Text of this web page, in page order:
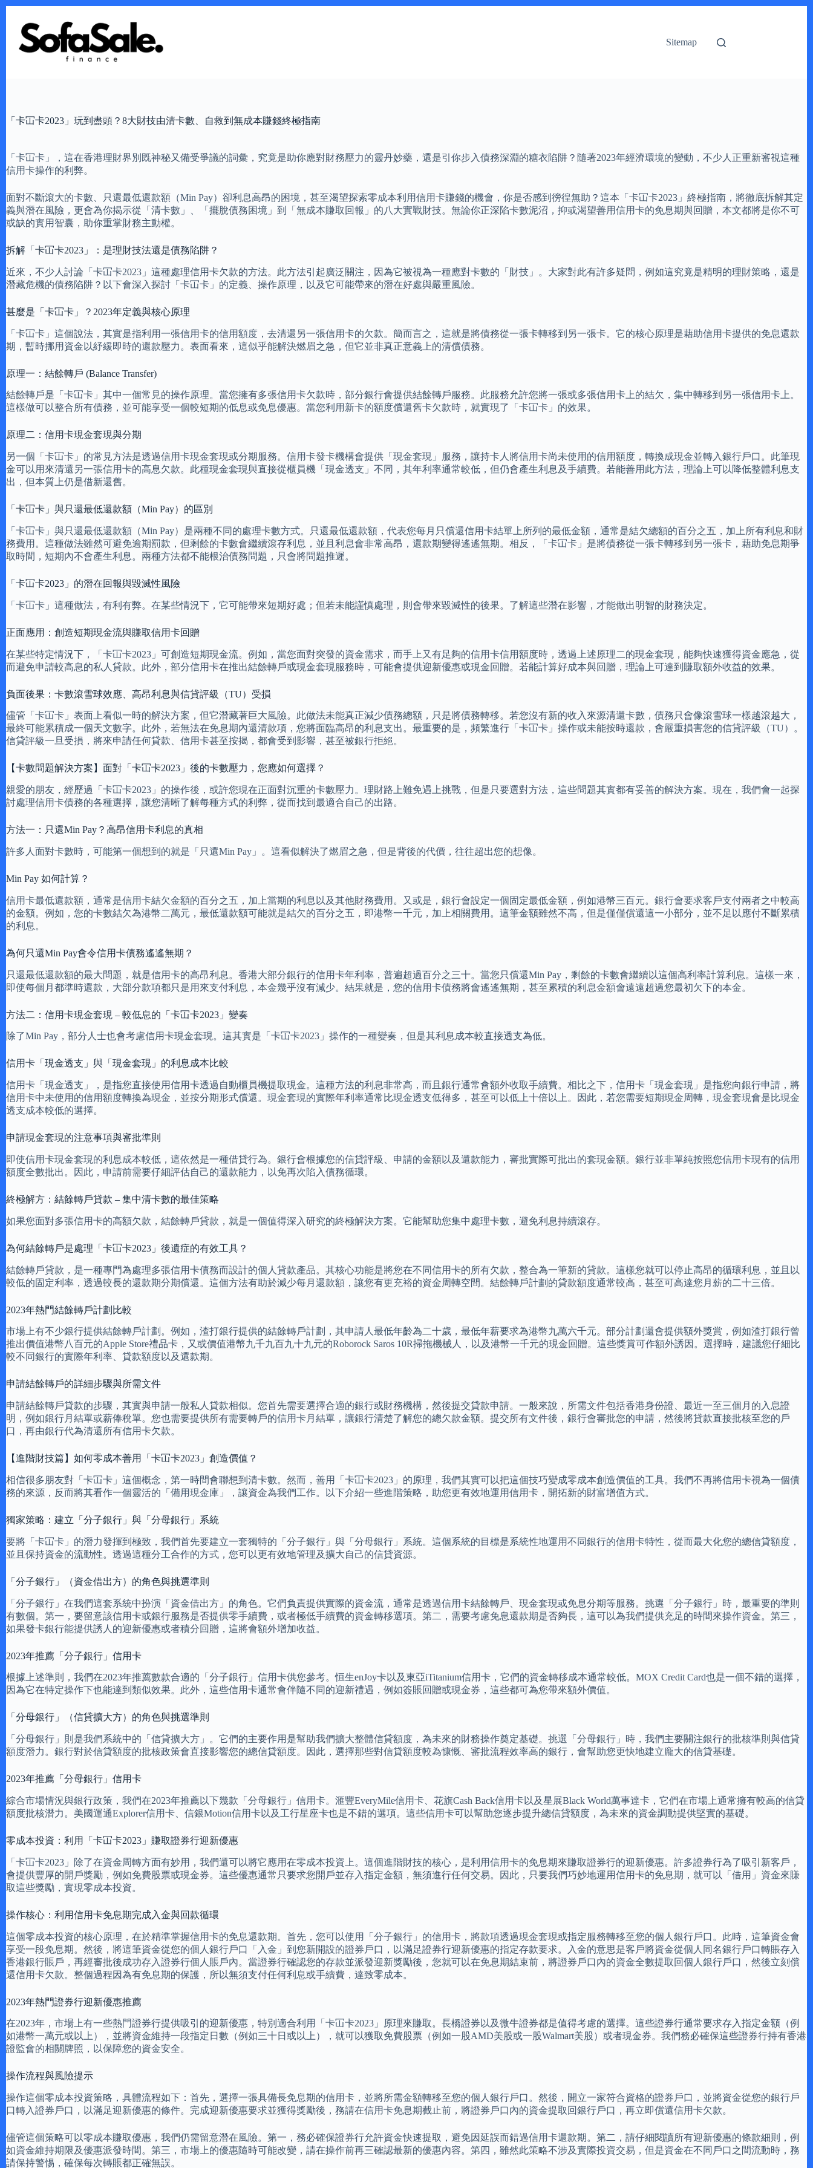
content
Sitemap
「卡冚卡2023」玩到盡頭？8大財技由清卡數、自救到無成本賺錢終極指南
「卡冚卡」，這在香港理財界別既神秘又備受爭議的詞彙，究竟是助你應對財務壓力的靈丹妙藥，還是引你步入債務深淵的糖衣陷阱？隨著2023年經濟環境的變動，不少人正重新審視這種
信用卡操作的利弊。
面對不斷滾大的卡數、只還最低還款額（Min Pay）卻利息高昂的困境，甚至渴望探索零成本利用信用卡賺錢的機會，你是否感到徬徨無助？這本「卡冚卡2023」終極指南，將徹底拆解其定
義與潛在風險，更會為你揭示從「清卡數」、「擺脫債務困境」到「無成本賺取回報」的八大實戰財技。無論你正深陷卡數泥沼，抑或渴望善用信用卡的免息期與回贈，本文都將是你不可
或缺的實用智囊，助你重掌財務主動權。
拆解「卡冚卡2023」：是理財技法還是債務陷阱？
近來，不少人討論「卡冚卡2023」這種處理信用卡欠款的方法。此方法引起廣泛關注，因為它被視為一種應對卡數的「財技」。大家對此有許多疑問，例如這究竟是精明的理財策略，還是
潛藏危機的債務陷阱？以下會深入探討「卡冚卡」的定義、操作原理，以及它可能帶來的潛在好處與嚴重風險。
甚麼是「卡冚卡」？2023年定義與核心原理
「卡冚卡」這個說法，其實是指利用一張信用卡的信用額度，去清還另一張信用卡的欠款。簡而言之，這就是將債務從一張卡轉移到另一張卡。它的核心原理是藉助信用卡提供的免息還款
期，暫時挪用資金以紓緩即時的還款壓力。表面看來，這似乎能解決燃眉之急，但它並非真正意義上的清償債務。
原理一：結餘轉戶 (Balance Transfer)
結餘轉戶是「卡冚卡」其中一個常見的操作原理。當您擁有多張信用卡欠款時，部分銀行會提供結餘轉戶服務。此服務允許您將一張或多張信用卡上的結欠，集中轉移到另一張信用卡上。
這樣做可以整合所有債務，並可能享受一個較短期的低息或免息優惠。當您利用新卡的額度償還舊卡欠款時，就實現了「卡冚卡」的效果。
原理二：信用卡現金套現與分期
另一個「卡冚卡」的常見方法是透過信用卡現金套現或分期服務。信用卡發卡機構會提供「現金套現」服務，讓持卡人將信用卡尚未使用的信用額度，轉換成現金並轉入銀行戶口。此筆現
金可以用來清還另一張信用卡的高息欠款。此種現金套現與直接從櫃員機「現金透支」不同，其年利率通常較低，但仍會產生利息及手續費。若能善用此方法，理論上可以降低整體利息支
出，但本質上仍是借新還舊。
「卡冚卡」與只還最低還款額（Min Pay）的區別
「卡冚卡」與只還最低還款額（Min Pay）是兩種不同的處理卡數方式。只還最低還款額，代表您每月只償還信用卡結單上所列的最低金額，通常是結欠總額的百分之五，加上所有利息和財
務費用。這種做法雖然可避免逾期罰款，但剩餘的卡數會繼續滾存利息，並且利息會非常高昂，還款期變得遙遙無期。相反，「卡冚卡」是將債務從一張卡轉移到另一張卡，藉助免息期爭
取時間，短期內不會產生利息。兩種方法都不能根治債務問題，只會將問題推遲。
「卡冚卡2023」的潛在回報與毀滅性風險
「卡冚卡」這種做法，有利有弊。在某些情況下，它可能帶來短期好處；但若未能謹慎處理，則會帶來毀滅性的後果。了解這些潛在影響，才能做出明智的財務決定。
正面應用：創造短期現金流與賺取信用卡回贈
在某些特定情況下，「卡冚卡2023」可創造短期現金流。例如，當您面對突發的資金需求，而手上又有足夠的信用卡信用額度時，透過上述原理二的現金套現，能夠快速獲得資金應急，從
而避免申請較高息的私人貸款。此外，部分信用卡在推出結餘轉戶或現金套現服務時，可能會提供迎新優惠或現金回贈。若能計算好成本與回贈，理論上可達到賺取額外收益的效果。
負面後果：卡數滾雪球效應、高昂利息與信貸評級（TU）受損
儘管「卡冚卡」表面上看似一時的解決方案，但它潛藏著巨大風險。此做法未能真正減少債務總額，只是將債務轉移。若您沒有新的收入來源清還卡數，債務只會像滾雪球一樣越滾越大，
最終可能累積成一個天文數字。此外，若無法在免息期內還清款項，您將面臨高昂的利息支出。最重要的是，頻繁進行「卡冚卡」操作或未能按時還款，會嚴重損害您的信貸評級（TU）。
信貸評級一旦受損，將來申請任何貸款、信用卡甚至按揭，都會受到影響，甚至被銀行拒絕。
【卡數問題解決方案】面對「卡冚卡2023」後的卡數壓力，您應如何選擇？
親愛的朋友，經歷過「卡冚卡2023」的操作後，或許您現在正面對沉重的卡數壓力。理財路上難免遇上挑戰，但是只要選對方法，這些問題其實都有妥善的解決方案。現在，我們會一起探
討處理信用卡債務的各種選擇，讓您清晰了解每種方式的利弊，從而找到最適合自己的出路。
方法一：只還Min Pay？高昂信用卡利息的真相
許多人面對卡數時，可能第一個想到的就是「只還Min Pay」。這看似解決了燃眉之急，但是背後的代價，往往超出您的想像。
Min Pay 如何計算？
信用卡最低還款額，通常是信用卡結欠金額的百分之五，加上當期的利息以及其他財務費用。又或是，銀行會設定一個固定最低金額，例如港幣三百元。銀行會要求客戶支付兩者之中較高
的金額。例如，您的卡數結欠為港幣二萬元，最低還款額可能就是結欠的百分之五，即港幣一千元，加上相關費用。這筆金額雖然不高，但是僅僅償還這一小部分，並不足以應付不斷累積
的利息。
為何只還Min Pay會令信用卡債務遙遙無期？
只還最低還款額的最大問題，就是信用卡的高昂利息。香港大部分銀行的信用卡年利率，普遍超過百分之三十。當您只償還Min Pay，剩餘的卡數會繼續以這個高利率計算利息。這樣一來，
即使每個月都準時還款，大部分款項都只是用來支付利息，本金幾乎沒有減少。結果就是，您的信用卡債務將會遙遙無期，甚至累積的利息金額會遠遠超過您最初欠下的本金。
方法二：信用卡現金套現 – 較低息的「卡冚卡2023」變奏
除了Min Pay，部分人士也會考慮信用卡現金套現。這其實是「卡冚卡2023」操作的一種變奏，但是其利息成本較直接透支為低。
信用卡「現金透支」與「現金套現」的利息成本比較
信用卡「現金透支」，是指您直接使用信用卡透過自動櫃員機提取現金。這種方法的利息非常高，而且銀行通常會額外收取手續費。相比之下，信用卡「現金套現」是指您向銀行申請，將
信用卡中未使用的信用額度轉換為現金，並按分期形式償還。現金套現的實際年利率通常比現金透支低得多，甚至可以低上十倍以上。因此，若您需要短期現金周轉，現金套現會是比現金
透支成本較低的選擇。
申請現金套現的注意事項與審批準則
即使信用卡現金套現的利息成本較低，這依然是一種借貸行為。銀行會根據您的信貸評級、申請的金額以及還款能力，審批實際可批出的套現金額。銀行並非單純按照您信用卡現有的信用
額度全數批出。因此，申請前需要仔細評估自己的還款能力，以免再次陷入債務循環。
終極解方：結餘轉戶貸款 – 集中清卡數的最佳策略
如果您面對多張信用卡的高額欠款，結餘轉戶貸款，就是一個值得深入研究的終極解決方案。它能幫助您集中處理卡數，避免利息持續滾存。
為何結餘轉戶是處理「卡冚卡2023」後遺症的有效工具？
結餘轉戶貸款，是一種專門為處理多張信用卡債務而設計的個人貸款產品。其核心功能是將您在不同信用卡的所有欠款，整合為一筆新的貸款。這樣您就可以停止高昂的循環利息，並且以
較低的固定利率，透過較長的還款期分期償還。這個方法有助於減少每月還款額，讓您有更充裕的資金周轉空間。結餘轉戶計劃的貸款額度通常較高，甚至可高達您月薪的二十三倍。
2023年熱門結餘轉戶計劃比較
市場上有不少銀行提供結餘轉戶計劃。例如，渣打銀行提供的結餘轉戶計劃，其申請人最低年齡為二十歲，最低年薪要求為港幣九萬六千元。部分計劃還會提供額外獎賞，例如渣打銀行曾
推出價值港幣八百元的Apple Store禮品卡，又或價值港幣九千九百九十九元的Roborock Saros 10R掃拖機械人，以及港幣一千元的現金回贈。這些獎賞可作額外誘因。選擇時，建議您仔細比
較不同銀行的實際年利率、貸款額度以及還款期。
申請結餘轉戶的詳細步驟與所需文件
申請結餘轉戶貸款的步驟，其實與申請一般私人貸款相似。您首先需要選擇合適的銀行或財務機構，然後提交貸款申請。一般來說，所需文件包括香港身份證、最近一至三個月的入息證
明，例如銀行月結單或薪俸稅單。您也需要提供所有需要轉戶的信用卡月結單，讓銀行清楚了解您的總欠款金額。提交所有文件後，銀行會審批您的申請，然後將貸款直接批核至您的戶
口，再由銀行代為清還所有信用卡欠款。
【進階財技篇】如何零成本善用「卡冚卡2023」創造價值？
相信很多朋友對「卡冚卡」這個概念，第一時間會聯想到清卡數。然而，善用「卡冚卡2023」的原理，我們其實可以把這個技巧變成零成本創造價值的工具。我們不再將信用卡視為一個債
務的來源，反而將其看作一個靈活的「備用現金庫」，讓資金為我們工作。以下介紹一些進階策略，助您更有效地運用信用卡，開拓新的財富增值方式。
獨家策略：建立「分子銀行」與「分母銀行」系統
要將「卡冚卡」的潛力發揮到極致，我們首先要建立一套獨特的「分子銀行」與「分母銀行」系統。這個系統的目標是系統性地運用不同銀行的信用卡特性，從而最大化您的總信貸額度，
並且保持資金的流動性。透過這種分工合作的方式，您可以更有效地管理及擴大自己的信貸資源。
「分子銀行」（資金借出方）的角色與挑選準則
「分子銀行」在我們這套系統中扮演「資金借出方」的角色。它們負責提供實際的資金流，通常是透過信用卡結餘轉戶、現金套現或免息分期等服務。挑選「分子銀行」時，最重要的準則
有數個。第一，要留意該信用卡或銀行服務是否提供零手續費，或者極低手續費的資金轉移選項。第二，需要考慮免息還款期是否夠長，這可以為我們提供充足的時間來操作資金。第三，
如果發卡銀行能提供誘人的迎新優惠或者積分回贈，這將會額外增加收益。
2023年推薦「分子銀行」信用卡
根據上述準則，我們在2023年推薦數款合適的「分子銀行」信用卡供您參考。恒生enJoy卡以及東亞iTitanium信用卡，它們的資金轉移成本通常較低。MOX Credit Card也是一個不錯的選擇，
因為它在特定操作下也能達到類似效果。此外，這些信用卡通常會伴隨不同的迎新禮遇，例如簽賬回贈或現金券，這些都可為您帶來額外價值。
「分母銀行」（信貸擴大方）的角色與挑選準則
「分母銀行」則是我們系統中的「信貸擴大方」。它們的主要作用是幫助我們擴大整體信貸額度，為未來的財務操作奠定基礎。挑選「分母銀行」時，我們主要關注銀行的批核準則與信貸
額度潛力。銀行對於信貸額度的批核政策會直接影響您的總信貸額度。因此，選擇那些對信貸額度較為慷慨、審批流程效率高的銀行，會幫助您更快地建立龐大的信貸基礎。
2023年推薦「分母銀行」信用卡
綜合市場情況與銀行政策，我們在2023年推薦以下幾款「分母銀行」信用卡。滙豐EveryMile信用卡、花旗Cash Back信用卡以及星展Black World萬事達卡，它們在市場上通常擁有較高的信貸
額度批核潛力。美國運通Explorer信用卡、信銀Motion信用卡以及工行星座卡也是不錯的選項。這些信用卡可以幫助您逐步提升總信貸額度，為未來的資金調動提供堅實的基礎。
零成本投資：利用「卡冚卡2023」賺取證券行迎新優惠
「卡冚卡2023」除了在資金周轉方面有妙用，我們還可以將它應用在零成本投資上。這個進階財技的核心，是利用信用卡的免息期來賺取證券行的迎新優惠。許多證券行為了吸引新客戶，
會提供豐厚的開戶獎勵，例如免費股票或現金券。這些優惠通常只要求您開戶並存入指定金額，無須進行任何交易。因此，只要我們巧妙地運用信用卡的免息期，就可以「借用」資金來賺
取這些獎勵，實現零成本投資。
操作核心：利用信用卡免息期完成入金與回款循環
這個零成本投資的核心原理，在於精準掌握信用卡的免息還款期。首先，您可以使用「分子銀行」的信用卡，將款項透過現金套現或指定服務轉移至您的個人銀行戶口。此時，這筆資金會
享受一段免息期。然後，將這筆資金從您的個人銀行戶口「入金」到您新開設的證券戶口，以滿足證券行迎新優惠的指定存款要求。入金的意思是客戶將資金從個人同名銀行戶口轉賬存入
香港銀行賬戶，再經審批後成功存入證券行個人賬戶內。當證券行確認您的存款並派發迎新獎勵後，您就可以在免息期結束前，將證券戶口內的資金全數提取回個人銀行戶口，然後立刻償
還信用卡欠款。整個過程因為有免息期的保護，所以無須支付任何利息或手續費，達致零成本。
2023年熱門證券行迎新優惠推薦
在2023年，市場上有一些熱門證券行提供吸引的迎新優惠，特別適合利用「卡冚卡2023」原理來賺取。長橋證券以及微牛證券都是值得考慮的選擇。這些證券行通常要求存入指定金額（例
如港幣一萬元或以上），並將資金維持一段指定日數（例如三十日或以上），就可以獲取免費股票（例如一股AMD美股或一股Walmart美股）或者現金券。我們務必確保這些證券行持有香港
證監會的相關牌照，以保障您的資金安全。
操作流程與風險提示
操作這個零成本投資策略，具體流程如下：首先，選擇一張具備長免息期的信用卡，並將所需金額轉移至您的個人銀行戶口。然後，開立一家符合資格的證券戶口，並將資金從您的銀行戶
口轉入證券戶口，以滿足迎新優惠的條件。完成迎新優惠要求並獲得獎勵後，務請在信用卡免息期截止前，將證券戶口內的資金提取回銀行戶口，再立即償還信用卡欠款。
儘管這個策略可以零成本賺取優惠，我們仍需留意潛在風險。第一，務必確保證券行允許資金快速提取，避免因延誤而錯過信用卡還款期。第二，請仔細閱讀所有迎新優惠的條款細則，例
如資金維持期限及優惠派發時間。第三，市場上的優惠隨時可能改變，請在操作前再三確認最新的優惠內容。第四，雖然此策略不涉及實際投資交易，但是資金在不同戶口之間流動時，務
請保持警惕，確保每次轉賬都正確無誤。